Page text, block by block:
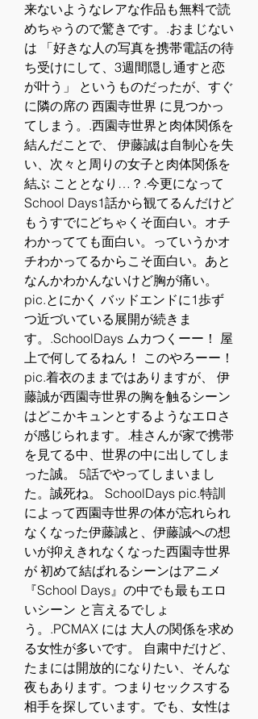
来ないようなレアな作品も無料で読
めちゃうので驚きです。.おまじない
は 「好きな人の写真を携帯電話の待
ち受けにして、3週間隠し通すと恋
が叶う」 というものだったが、すぐ
に隣の席の 西園寺世界 に見つかっ
てしまう。.西園寺世界と肉体関係を
結んだことで、 伊藤誠は自制心を失
い、次々と周りの女子と肉体関係を
結ぶ こととなり…？.今更になって
School Days1話から観てるんだけど
もうすでにどちゃくそ面白い。オチ
わかってても面白い。っていうかオ
チわかってるからこそ面白い。あと
なんかわかんないけど胸が痛い。
pic.とにかく バッドエンドに1歩ず
つ近づいている展開が続きま
す。.SchoolDays ムカつくーー！ 屋
上で何してるねん！ このやろーー！
pic.着衣のままではありますが、 伊
藤誠が西園寺世界の胸を触るシーン
はどこかキュンとするようなエロさ
が感じられます。.桂さんが家で携帯
を見てる中、世界の中に出してしま
った誠。 5話でやってしまいまし
た。誠死ね。 SchoolDays pic.特訓
によって西園寺世界の体が忘れられ
なくなった伊藤誠と、伊藤誠への想
いが抑えきれなくなった西園寺世界
が 初めて結ばれるシーンはアニメ
『School Days』の中でも最もエロ
いシーン と言えるでしょ
う。.PCMAX には 大人の関係を求め
る女性が多いです。 自粛中だけど、
たまには開放的になりたい、そんな
夜もあります。つまりセックスする
相手を探しています。でも、女性は